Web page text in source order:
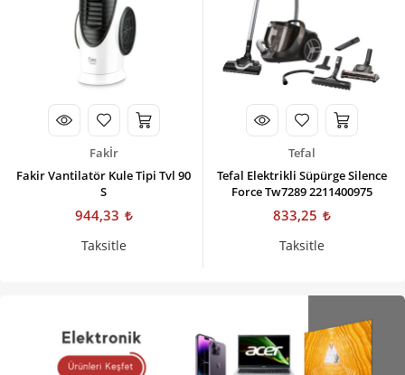
Fakİr
Fakir Vantilatör Kule Tipi Tvl 90
S
944,33
Taksitle
Tefal
Tefal Elektrikli Süpürge Silence
Force Tw7289 2211400975
833,25
Taksitle